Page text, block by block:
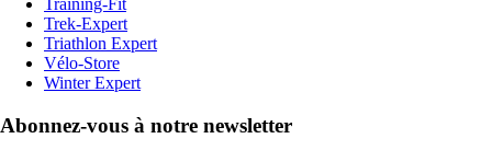
Training-Fit
Trek-Expert
Triathlon Expert
Vélo-Store
Winter Expert
Abonnez-vous à notre newsletter